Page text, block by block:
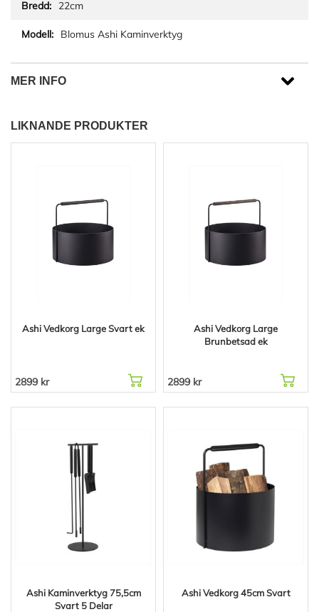
22cm
Blomus Ashi Kaminverktyg
MER INFO
LIKNANDE PRODUKTER
Ashi Vedkorg Large Svart ek
2899 kr
Ashi Vedkorg Large
Brunbetsad ek
2899 kr
Ashi Kaminverktyg 75,5cm
Svart 5 Delar
Ashi Vedkorg 45cm Svart